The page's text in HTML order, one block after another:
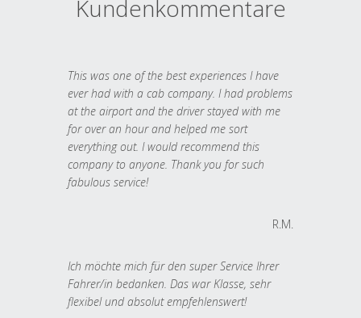
Kundenkommentare
This was one of the best experiences I have
ever had with a cab company. I had problems
at the airport and the driver stayed with me
for over an hour and helped me sort
everything out. I would recommend this
company to anyone. Thank you for such
fabulous service!
R.M.
Ich möchte mich für den super Service Ihrer
Fahrer/in bedanken. Das war Klasse, sehr
flexibel und absolut empfehlenswert!